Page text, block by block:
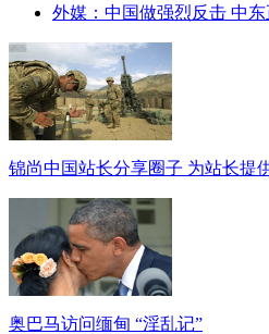
外媒：中国做强烈反击 中
锦尚中国站长分享圈子 为站长提
奥巴马访问缅甸 “淫乱记”